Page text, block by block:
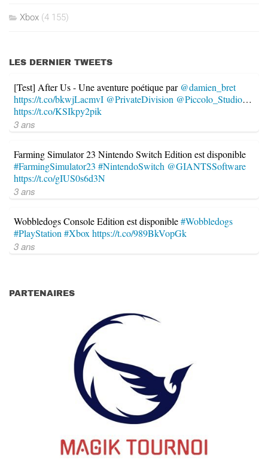
Xbox (4 155)
LES DERNIER TWEETS
[Test] After Us - Une aventure poétique par @damien_bret
https://t.co/bkwjLacmvI @PrivateDivision @Piccolo_Studio…
https://t.co/KSIkpy2pik
3 ans
Farming Simulator 23 Nintendo Switch Edition est disponible
#FarmingSimulator23 #NintendoSwitch @GIANTSSoftware
https://t.co/gIUS0s6d3N
3 ans
Wobbledogs Console Edition est disponible#Wobbledogs
#PlayStation#Xboxhttps://t.co/989BkVopGk
3 ans
PARTENAIRES